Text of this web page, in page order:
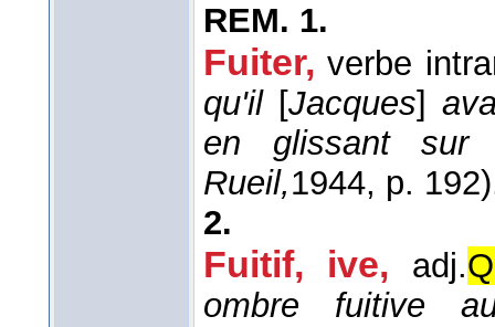
REM. 1.
Fuiter, verbe
qu'il[Jacques]
en glissant sur
Rueil,1944, p.
2.
Fuitif, ive, adj.
ombre fuitive